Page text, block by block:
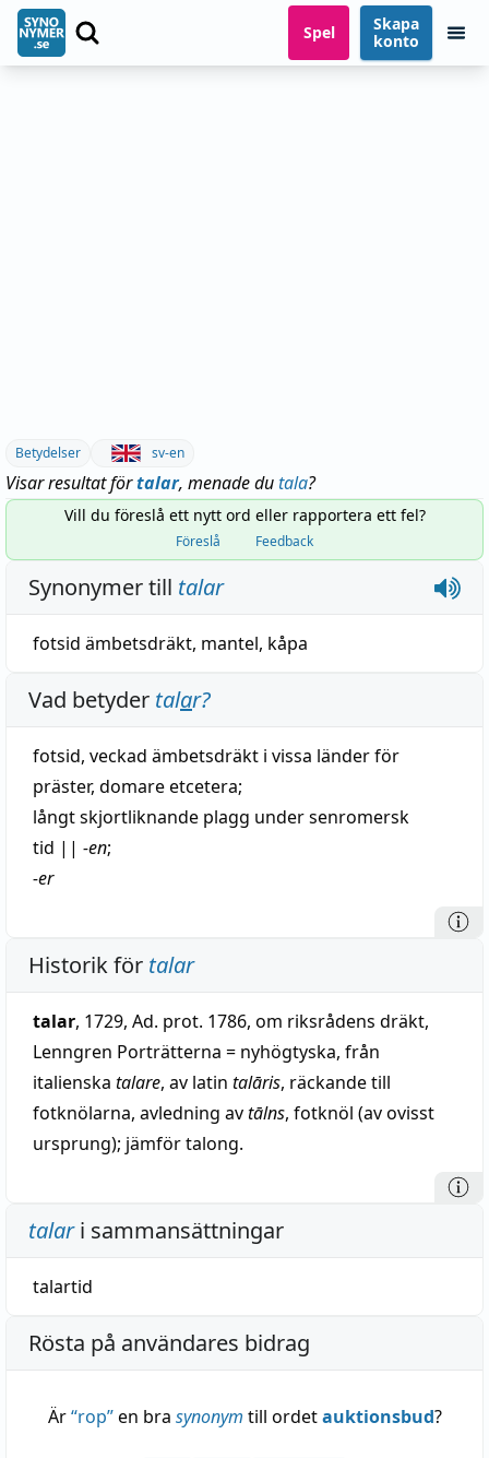
Spel
Skapa
konto
Betydelser sv-en
Visar resultat förtalar, menade dutala?
Vill du föreslå ett nytt ord eller rapportera ett fel?
Föreslå Feedback
Synonymer till talar
fotsid ämbetsdräkt, mantel, kåpa
Vad betyder talar?
fotsid, veckad ämbetsdräkt i vissa länderför
präster, domareetcetera;
långtskjortliknande plagg under senromersk
tid || -en;
-er
Historik för talar
talar, 1729, Ad. prot. 1786, om riksrådens dräkt,
Lenngren Porträtterna = nyhögtyska, från
italienska talare, av latin talāris, räckande till
fotknölarna, avledning avtālns, fotknöl (av ovisst
ursprung); jämför talong.
talari sammansättningar
talartid
Rösta på användares bidrag
Är“rop”en bra synonym till ordetauktionsbud?